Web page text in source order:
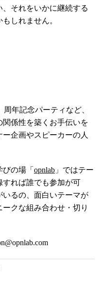
それをいかに継続する
しれません。
年記念パーティなど、
係性を築くお手伝いを
企画やスピーカーの人
の場「 opnlab 」ではテー
すれば誰でも参加が可
るの、面白いテーマが
クな組み合わせ・切り